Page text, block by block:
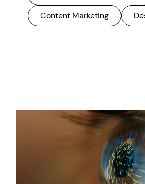
Content Marketing